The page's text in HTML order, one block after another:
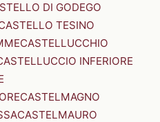
DI GODEGO
TESINO
CASTELLUCCHIO
INFERIORE
CASTELMAGNO
CASTELMAURO